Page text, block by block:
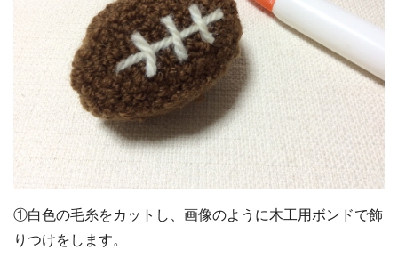
①白色の毛糸をカットし、画像のように木工用ボンドで飾
りつけをします。